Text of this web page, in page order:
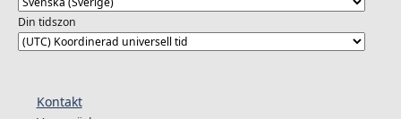
Din tidszon
Kontakt